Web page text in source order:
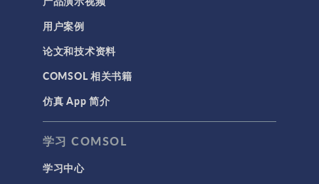
用户案例
论文和技术资料
COMSOL 相关书籍
仿真 App 简介
学习 COMSOL
学习中心